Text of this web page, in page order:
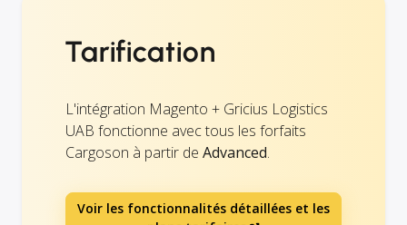
Tarification
L'intégration Magento + Gricius Logistics
UAB fonctionne avec tous les forfaits
Cargoson à partir de Advanced.
Voir les fonctionnalités détaillées et les